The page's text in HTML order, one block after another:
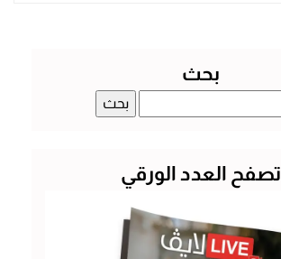
بحث
تصفح العدد الورقي